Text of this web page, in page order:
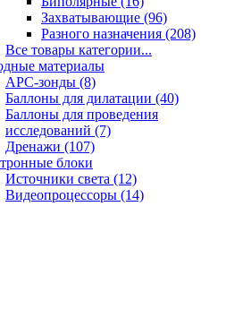
Захватывающие (96)
Разного назначения (208)
Все товары категории...
материалы
АРС-зонды (8)
Баллоны для дилатации (40)
Баллоны для проведения
исследований (7)
Дренажи (107)
блоки
Источники света (12)
Видеопроцессоры (14)